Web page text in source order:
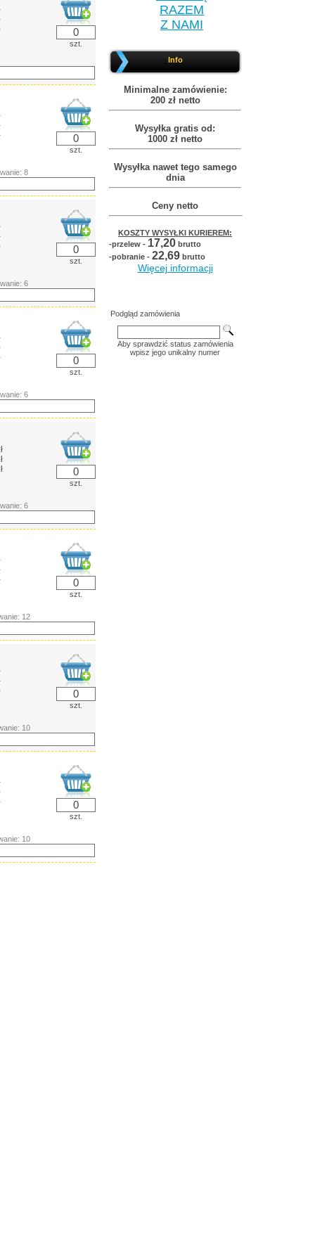
szt.
szt.
8
szt.
6
szt.
6
szt.
6
szt.
12
szt.
10
szt.
10
RAZEM
Z NAMI
Info
Minimalne zamówienie:
200 zł netto
Wysyłka gratis od:
1000 zł netto
Wysyłka nawet tego samego
dnia
Ceny netto
KOSZTY WYSYŁKI KURIEREM:
-przelew - 17,20 brutto
-pobranie - 22,69 brutto
Więcej informacji
Podgląd zamówienia
Aby sprawdzić status zamówienia
wpisz jego unikalny numer